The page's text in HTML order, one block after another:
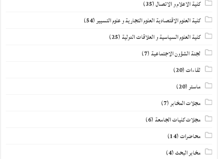
كلية الاعلام و الاتصال(35)
كلية العلوم الاقتصادية العلوم التجارية و علوم التسيير(54)
كلية العلوم السياسية و العلاقات الدولية (25)
لجنة الشؤون الاجتماعية (7)
لقاءات(20)
ماستر(20)
مجلات المخابر(7)
مجلات كليات الجامعة (6)
محاضرات(14)
مخابر البحث(4)